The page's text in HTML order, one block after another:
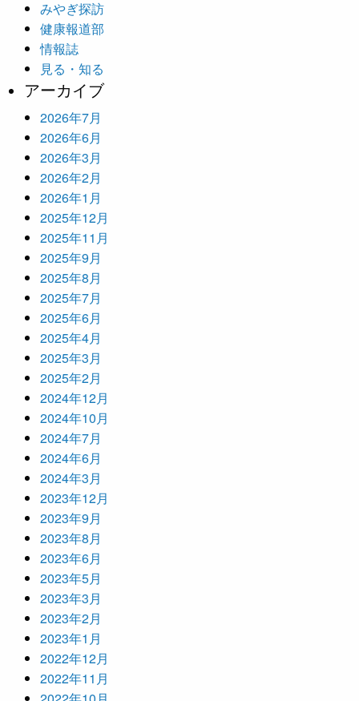
みやぎ探訪
健康報道部
情報誌
見る・知る
アーカイブ
2026年7月
2026年6月
2026年3月
2026年2月
2026年1月
2025年12月
2025年11月
2025年9月
2025年8月
2025年7月
2025年6月
2025年4月
2025年3月
2025年2月
2024年12月
2024年10月
2024年7月
2024年6月
2024年3月
2023年12月
2023年9月
2023年8月
2023年6月
2023年5月
2023年3月
2023年2月
2023年1月
2022年12月
2022年11月